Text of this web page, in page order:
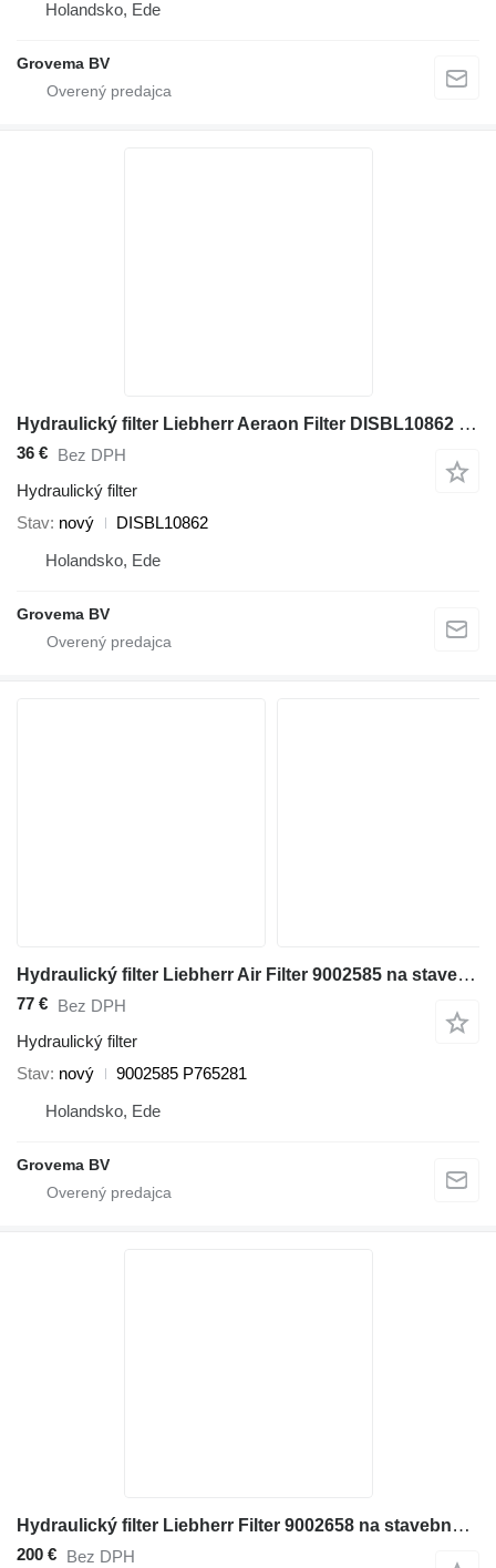
Holandsko, Ede
Grovema BV
Hydraulický filter Liebherr Aeraon Filter DISBL10862 na stavebného stroja
36 € Bez DPH
Hydraulický filter
Stav nový
DISBL10862
Holandsko, Ede
Grovema BV
Hydraulický filter Liebherr Air Filter 9002585 na stavebného stroja
77 € Bez DPH
Hydraulický filter
Stav nový
9002585 P765281
Holandsko, Ede
Grovema BV
Hydraulický filter Liebherr Filter 9002658 na stavebného stroja
200 € Bez DPH